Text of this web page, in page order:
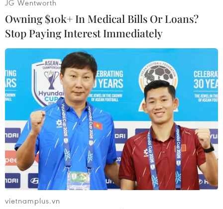
nước mua khí tài của Nga./.
(Vietnam+)
JG Wentworth
Owning $10k+ In Medical Bills Or Loans?
Stop Paying Interest Immediately
vietnamplus.vn